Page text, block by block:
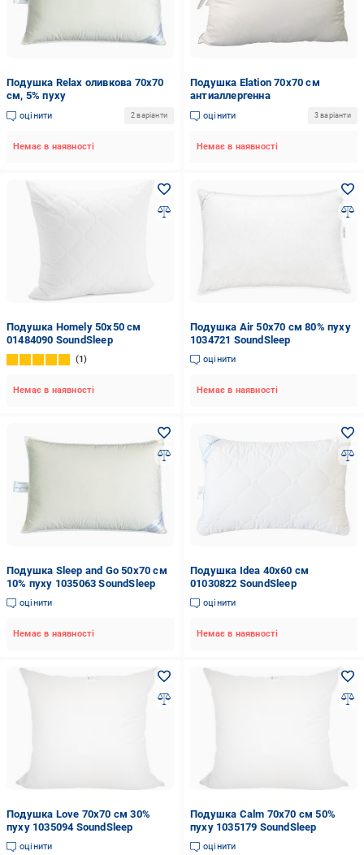
Подушка Relax оливкова 70x70
см, 5% пуху
оцінити 2 варіанти
Немає в наявності
Подушка Elation 70х70 см
антиаллергенна
оцінити 3 варіанти
Немає в наявності
Подушка Homely 50x50 см
01484090 SoundSleep
1
Немає в наявності
Подушка Air 50x70 см 80% пуху
1034721 SoundSleep
оцінити
Немає в наявності
Подушка Sleep and Go 50x70 см
10% пуху 1035063 SoundSleep
оцінити
Немає в наявності
Подушка Idea 40x60 см
01030822 SoundSleep
оцінити
Немає в наявності
Подушка Love 70x70 см 30%
пуху 1035094 SoundSleep
оцінити
Подушка Calm 70x70 см 50%
пуху 1035179 SoundSleep
оцінити